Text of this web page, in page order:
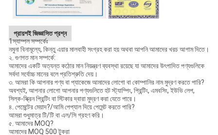
প্রায়শই জিজ্ঞাসিত প্রশ্ন
1স্যাম্পল সম্পর্কেঃ
নমুনা বিনামূল্যে, কিন্তু এয়ার মালবাহী সংগ্রহ করা হয় অথবা আপনি আমাদের খরচ আগাম দিতে।
২. গুণগত মান সম্পর্কে:
আমাদের একটি অত্যন্ত কঠোর মান নিয়ন্ত্রণ ব্যবস্থা রয়েছে যা আমাদের উৎপাদিত পণ্যগুলিকে
সর্বদা সর্বোচ্চ মানের বলে প্রতিশ্রুতি দেয়।
৩. আমরা কি আপনার পণ্য বা প্যাকেজে আমাদের লোগো বা কোম্পানির নাম মুদ্রণ করতে পারি?
অবশ্যই, আপনার লোগো আপনার পণ্যগুলিতে হট স্ট্যাম্পিং, প্রিন্টিং, এমবসিং, ইউভি লেপ,
সিল্ক-স্ক্রিন প্রিন্টিং বা স্টিকার দ্বারা মুদ্রণ করা যেতে পারে।
৪. পেমেন্টের মেয়াদ?/আমি পেপ্যাল দিয়ে পেমেন্ট করতে পারি?
আমরা শুধুমাত্র টি/টি বা এল/সি গ্রহণ করি।
৫. আমাদের MOQ?
আমাদের MOQ 500 টুকরা